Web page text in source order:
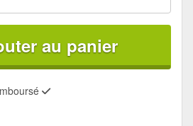
au panier